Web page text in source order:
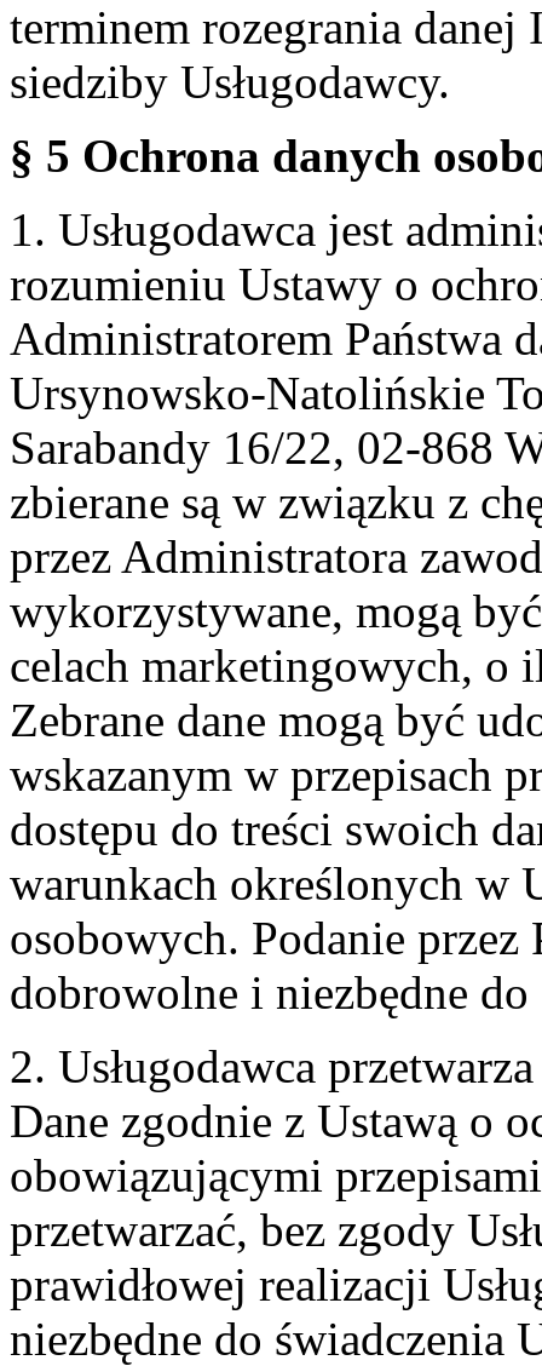
terminem rozegrania
siedziby Usługodawcy.
§ 5 Ochrona danych
1. Usługodawca jest
rozumieniu Ustawy o
Administratorem Państwa
Ursynowsko-Natolińskie
Sarabandy 16/22, 02-868
zbierane są w związku z
przez Administratora
wykorzystywane, mogą
celach marketingowych, o
Zebrane dane mogą być
wskazanym w przepisach
dostępu do treści swoich
warunkach określonych w
osobowych. Podanie przez
dobrowolne i niezbędne
2. Usługodawca
Dane zgodnie z Ustawą o
obowiązującymi
przetwarzać, bez zgody
prawidłowej realizacji
niezbędne do świadczenia